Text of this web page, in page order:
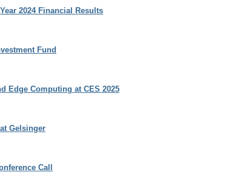
2024 Financial Results
Fund
Edge Computing at CES 2025
Gelsinger
Call